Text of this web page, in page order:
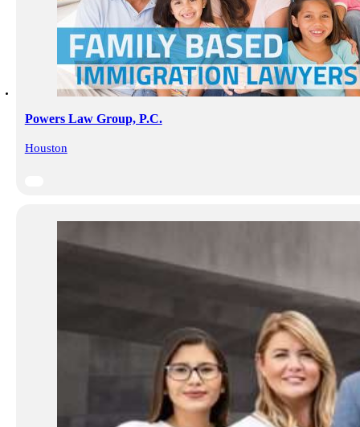
Powers Law Group, P.C.
Houston